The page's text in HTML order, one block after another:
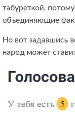
табуреткой,
объединяющие
Но вот задавшись
народ может